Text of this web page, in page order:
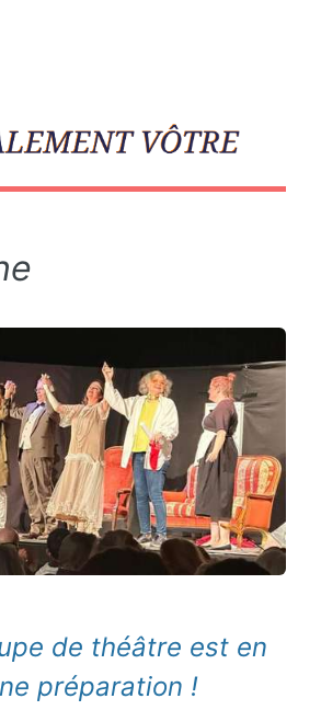
de théâtre est en
préparation !